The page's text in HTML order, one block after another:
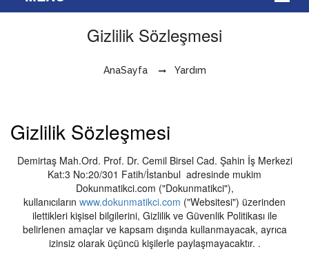
Gizlilik Sözleşmesi
AnaSayfa Yardım
Gizlilik Sözleşmesi
Demirtaş Mah.Ord. Prof. Dr. Cemil Birsel Cad. Şahin İş Merkezi
Kat:3 No:20/301 Fatih/İstanbul adresinde mukim
Dokunmatikci.com ("Dokunmatikci"),
kullanıcıların www.dokunmatikci.com ("Websitesi") üzerinden
ilettikleri kişisel bilgilerini, Gizlilik ve Güvenlik Politikası ile
belirlenen amaçlar ve kapsam dışında kullanmayacak, ayrıca
izinsiz olarak üçüncü kişilerle paylaşmayacaktır. .